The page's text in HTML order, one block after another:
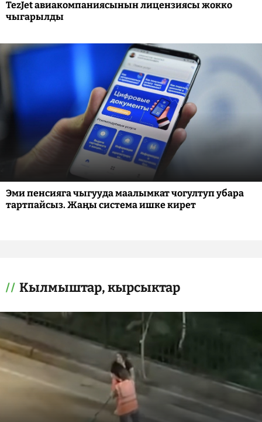
TezJet авиакомпаниясынын лицензиясы жокко
чыгарылды
Эми пенсияга чыгууда маалымкат чогултуп убара
тартпайсыз. Жаңы система ишке кирет
Кылмыштар, кырсыктар